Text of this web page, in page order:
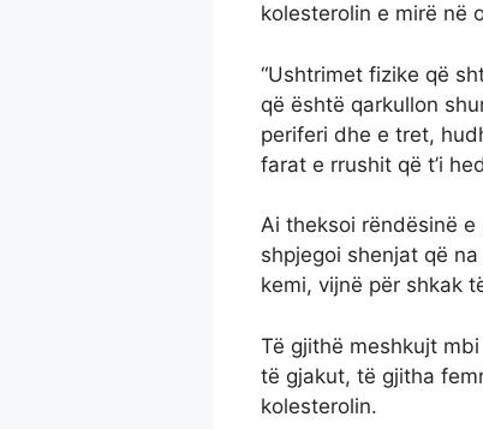
kolesterolin e mirë në
“Ushtrimet fizike që
që është qarkullon
periferi dhe e tret,
farat e rrushit që t’i
Ai theksoi rëndësinë
shpjegoi shenjat që
kemi, vijnë për shkak
Të gjithë meshkujt
të gjakut, të gjitha
kolesterolin.